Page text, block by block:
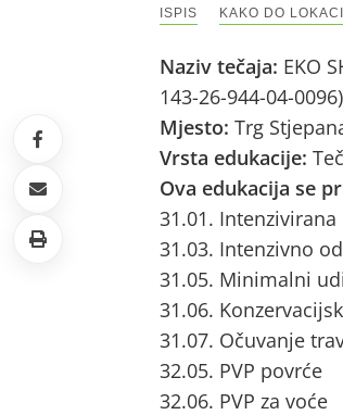
ISPIS KAKO DO
Naziv tečaja: EKO
143-26-944-04-0096)
Mjesto: Trg
Vrsta edukacije:
Ova edukacija se
31.01.
31.03. Intenzivno
31.05. Minimalni
31.06.
31.07. Očuvanje
32.05. PVP povrće
32.06. PVP za voće